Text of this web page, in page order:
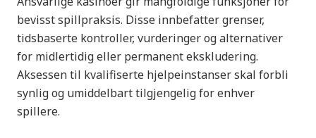
bevisst spillpraksis. Disse innbefatter grenser,
tidsbaserte kontroller, vurderinger og alternativer
for midlertidig eller permanent ekskludering.
Aksessen til kvalifiserte hjelpeinstanser skal forbli
synlig og umiddelbart tilgjengelig for enhver
spillere.